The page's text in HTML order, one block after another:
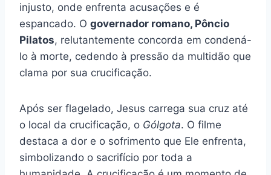
injusto, onde enfrenta acusações e é
espancado. O governador romano, Pôncio
Pilatos, relutantemente concorda em condená-
lo à morte, cedendo à pressão da multidão que
clama por sua crucificação.
Após ser flagelado, Jesus carrega sua cruz até
o local da crucificação, o Gólgota. O filme
destaca a dor e o sofrimento que Ele enfrenta,
simbolizando o sacrifício por toda a